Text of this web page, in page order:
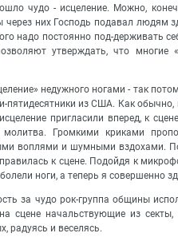
чудо - исцеление. Можно,
через них Господь подавал людям
надо постоянно под-
утверждать, что многие
недужного ногами - так
пятидесятники из США. Как
пригласили вперед, к
молитва. Громкими криками
воплями и шумными вздохами.
к сцене. Подойдя к
ноги, а теперь я совершенно
за чудо рок-группа общины
сцене начальствующие из
радуясь и веселясь.